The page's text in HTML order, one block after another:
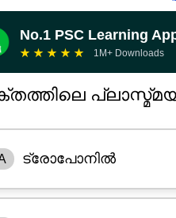
No.1 PSC Learning
★ ★ ★ ★ ★ 1M+ Downloads
ട്രോപോനിൽ